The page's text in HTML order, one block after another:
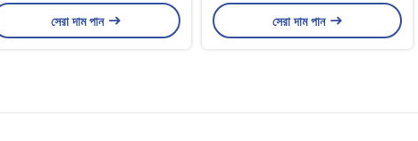
সেরা দাম পান সেরা দাম পান